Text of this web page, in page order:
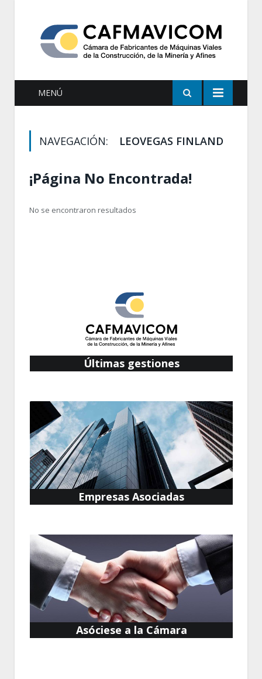
MENÚ
NAVEGACIÓN: LEOVEGAS FINLAND
¡Página No Encontrada!
No se encontraron resultados
Últimas gestiones
Empresas Asociadas
Asóciese a la Cámara